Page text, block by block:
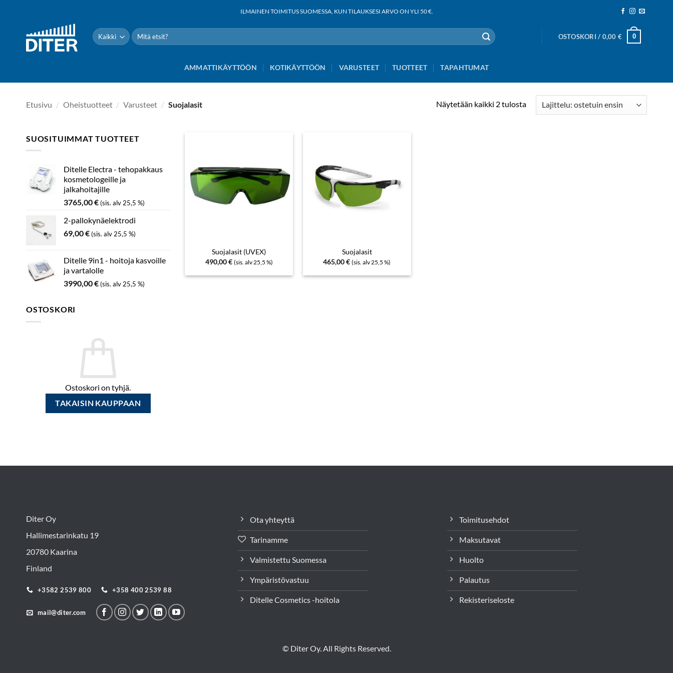
ILMAINEN TOIMITUS SUOMESSA, KUN TILAUKSESI ARVO ON YLI 50 €.
Etsi:
OSTOSKORI / 0,00 € 0
AMMATTIKÄYTTÖÖN KOTIKÄYTTÖÖN VARUSTEET TUOTTEET TAPAHTUMAT
Etusivu / Oheistuotteet / Varusteet / Suojalasit Näytetään kaikki 2 tulostaSuosituimmat
ensin
SUOSITUIMMAT TUOTTEET
Ditelle Electra - tehopakkaus
kosmetologeille ja
jalkahoitajille
3765,00€(sis. alv 25,5 %)
2-pallokynäelektrodi
69,00€(sis. alv 25,5 %)
Ditelle 9in1 - hoitoja kasvoille
ja vartalolle
3990,00€(sis. alv 25,5 %)
OSTOSKORI
Ostoskori on tyhjä.
TAKAISIN KAUPPAAN
wishlist
Suojalasit (UVEX)
490,00€ (sis. alv 25,5 %)
Suojalasit
465,00€ (sis. alv 25,5 %)
Diter Oy
Hallimestarinkatu 19
20780 Kaarina
Finland
+3582 2539 800 +358 400 2539 88
mail@diter.com
Ota yhteyttä
Tarinamme
Valmistettu Suomessa
Ympäristövastuu
Ditelle Cosmetics -hoitola
Toimitusehdot
Maksutavat
Huolto
Palautus
Rekisteriseloste
© Diter Oy. All Rights Reserved.